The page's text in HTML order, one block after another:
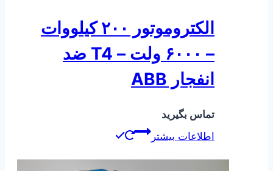
الکتروموتور ۲۰۰ کیلووات
– ۶۰۰۰ ولت – T4 ضد
انفجار ABB
تماس بگیرید
اطلاعات بیشتر